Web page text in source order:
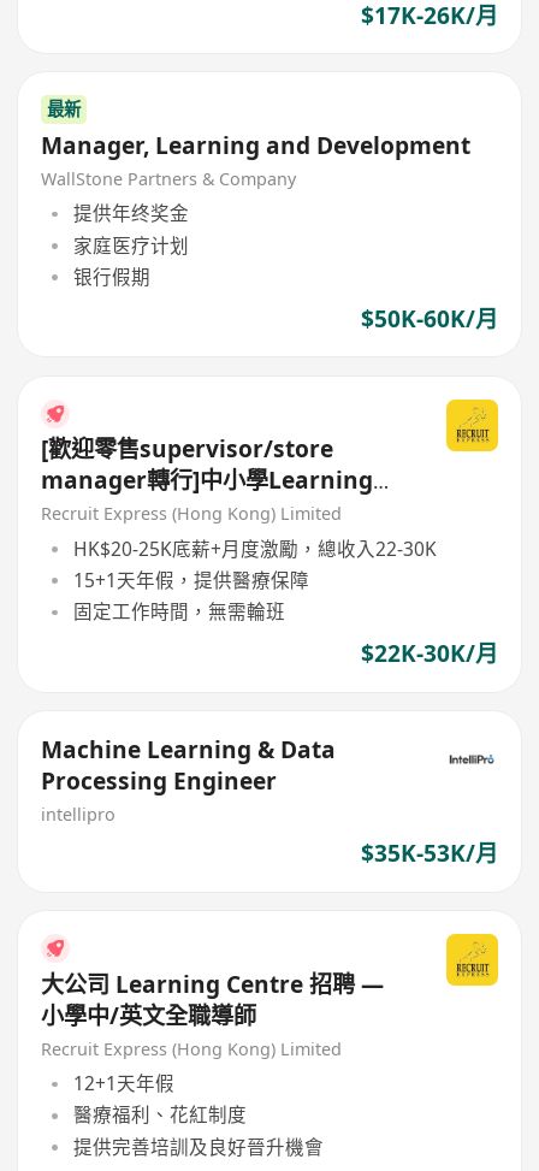
$17K-26K/月
最新
Manager, Learning and Development
WallStone Partners & Company
提供年终奖金
家庭医疗计划
银行假期
$50K-60K/月
[歡迎零售supervisor/store
manager轉行]中小學Learning
Centre請Centre Manager
Recruit Express (Hong Kong) Limited
HK$20-25K底薪+月度激勵，總收入22-30K
15+1天年假，提供醫療保障
固定工作時間，無需輪班
$22K-30K/月
Machine Learning & Data
Processing Engineer
intellipro
$35K-53K/月
大公司 Learning Centre 招聘 —
小學中/英文全職導師
Recruit Express (Hong Kong) Limited
12+1天年假
醫療福利、花紅制度
提供完善培訓及良好晉升機會